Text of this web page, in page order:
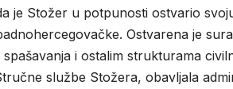
je Stožer u potpunosti ostvario
Ostvarena je
i ostalim strukturama
službe Stožera, obavljala